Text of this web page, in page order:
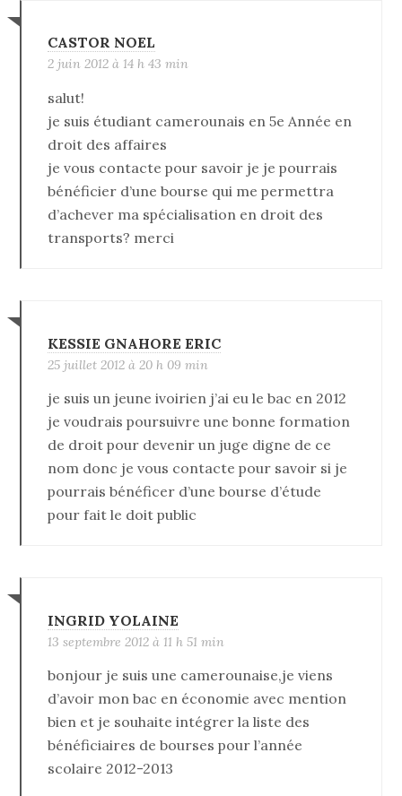
CASTOR NOEL
2 juin 2012 à 14 h 43 min
salut!
je suis étudiant camerounais en 5e Année en
droit des affaires
je vous contacte pour savoir je je pourrais
bénéficier d’une bourse qui me permettra
d’achever ma spécialisation en droit des
transports? merci
KESSIE GNAHORE ERIC
25 juillet 2012 à 20 h 09 min
je suis un jeune ivoirien j’ai eu le bac en 2012
je voudrais poursuivre une bonne formation
de droit pour devenir un juge digne de ce
nom donc je vous contacte pour savoir si je
pourrais bénéficer d’une bourse d’étude
pour fait le doit public
INGRID YOLAINE
13 septembre 2012 à 11 h 51 min
bonjour je suis une camerounaise,je viens
d’avoir mon bac en économie avec mention
bien et je souhaite intégrer la liste des
bénéficiaires de bourses pour l’année
scolaire 2012-2013